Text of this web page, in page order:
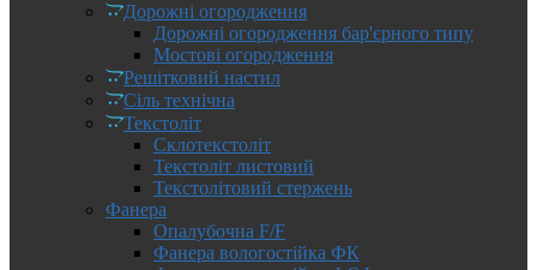
Дорожні огородження
Дорожні огородження бар'єрного типу
Мостові огородження
Решітковий настил
Сіль технічна
Текстоліт
Склотекстоліт
Текстоліт листовий
Текстолітовий стержень
Фанера
Опалубочна F/F
Фанера вологостійка ФК